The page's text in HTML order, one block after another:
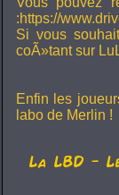
:https://
Si vous
coÃ»tant sur
Enfin les
labo de Merlin !
La LBD -